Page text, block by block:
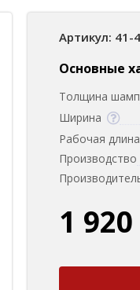
Артикул: 41-
Основные
Толщина
Ширина
Рабочая
Производство
1